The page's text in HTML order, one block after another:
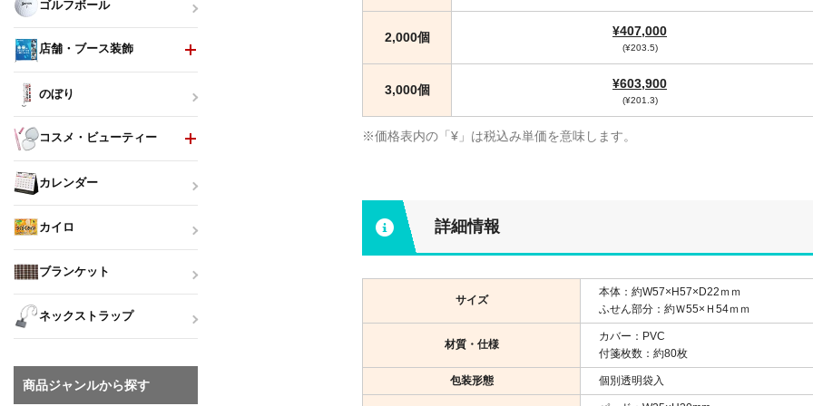
2,000個 ¥407,000
(¥203.5)
3,000個 ¥603,900
(¥201.3)
※価格表内の「¥」は税込み単価を意味します。
詳細情報
サイズ
本体：約W57×H57×D22ｍｍ
ふせん部分：約Ｗ55×Ｈ54ｍｍ
材質・仕様
カバー：PVC
付箋枚数：約80枚
包装形態 個別透明袋入
ゴルフボール
店舗・ブース装飾
のぼり
コスメ・ビューティー
カレンダー
カイロ
ブランケット
ネックストラップ
商品ジャンルから探す